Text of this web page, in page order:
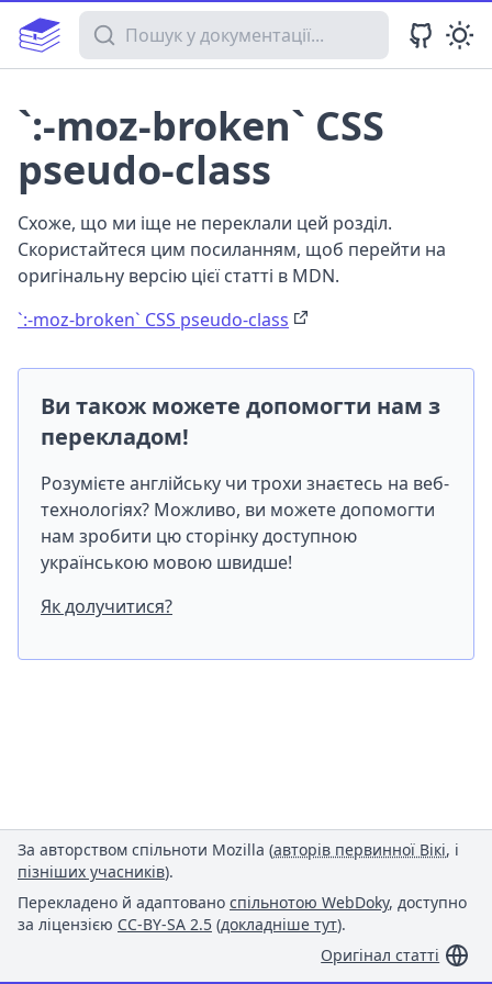
Пошук у документації
`:-moz-broken` CSS
pseudo-class
Схоже, що ми іще не переклали цей розділ.
Скористайтеся цим посиланням, щоб перейти на
оригінальну версію цієї статті в MDN.
`:-moz-broken` CSS pseudo-class
Ви також можете допомогти нам з
перекладом!
Розумієте англійську чи трохи знаєтесь на веб-
технологіях? Можливо, ви можете допомогти
нам зробити цю сторінку доступною
українською мовою швидше!
Як долучитися?
За авторством спільноти Mozilla (авторів первинної Вікі, і
пізніших учасників).
Перекладено й адаптовано спільнотою WebDoky, доступно
за ліцензією CC-BY-SA 2.5 (докладніше тут).
Оригінал статті